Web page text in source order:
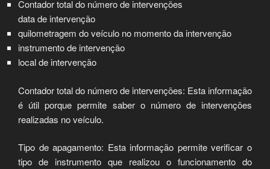
Contador total do número de intervenções
data de intervenção
quilometragem do veículo no momento da intervenção
instrumento de intervenção
local de intervenção
Contador total do número de intervenções: Esta informação
é útil porque permite saber o número de intervenções
realizadas no veículo.
Tipo de apagamento: Esta informação permite verificar o
tipo de instrumento que realizou o funcionamento do